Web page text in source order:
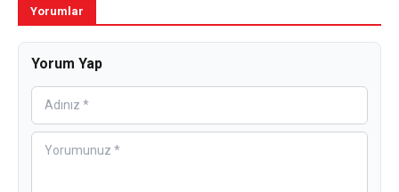
Yorumlar
Yorum Yap